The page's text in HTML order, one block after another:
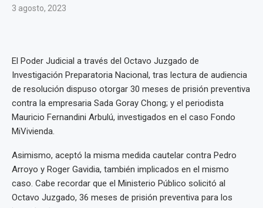
3 agosto, 2023
El Poder Judicial a través del Octavo Juzgado de
Investigación Preparatoria Nacional, tras lectura de audiencia
de resolución dispuso otorgar 30 meses de prisión preventiva
contra la empresaria Sada Goray Chong; y el periodista
Mauricio Fernandini Arbulú, investigados en el caso Fondo
MiVivienda.
Asimismo, aceptó la misma medida cautelar contra Pedro
Arroyo y Roger Gavidia, también implicados en el mismo
caso. Cabe recordar que el Ministerio Público solicitó al
Octavo Juzgado, 36 meses de prisión preventiva para los